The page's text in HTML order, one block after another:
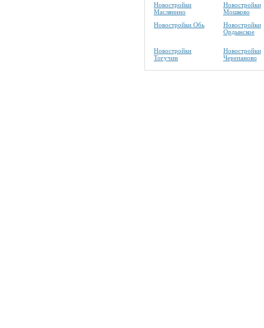
Новостройки
Маслянино
Новостройки
Мошково
Новостройки Обь
Новостройки
Ордынское
Новостройки
Тогучин
Новостройки
Черепаново